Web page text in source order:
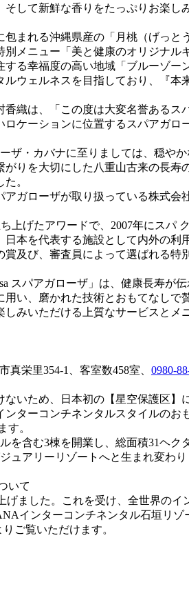
して新鮮な香りをたっぷりお楽
まれる沖縄県産の「月桃（げっ
メニュー「美と健康のオリジナ
る幸福度の高い地域「ブルーゾ
ウェルネスを目指しており、『
織は、「この度は大変名誉ある
ケーションに位置するスパアガ
ザ・カバナに至りましては、穏
りを大切にした八重山古来の長
。
ガローザが取り扱っている株式会
上げたアワードで、2007年にス
本を代表する施設として内外の
及び、審査員によって選ばれる特
スパアガローザ」は、健康長寿
い、磨かれた技術とおもてなし
みいただける上質なサービスと
栄里354-1、客室数458室、 0980-
いため、日本初の【星空保護区】
ターコンチネンタルスタイルの
す。
を含む3棟を開業し、総面積31ヘ
ュアリーリゾートへと生まれ変わり
いて
ました。これを受け、全世界の
インターコンチネンタル石垣リ
りご覧いただけます。